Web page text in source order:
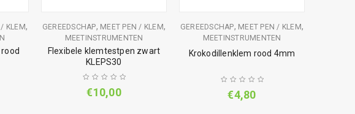
KLEM, GEREEDSCHAP, MEET PEN / KLEM,
MEETINSTRUMENTEN
Flexibele klemtestpen zwart
KLEPS30
€10,00
GEREEDSCHAP, MEET PEN / KLEM,
MEETINSTRUMENTEN
Krokodillenklem rood 4mm
€4,80